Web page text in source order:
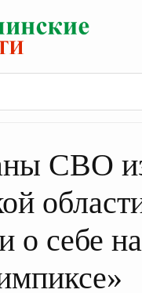
СВО
о себе на